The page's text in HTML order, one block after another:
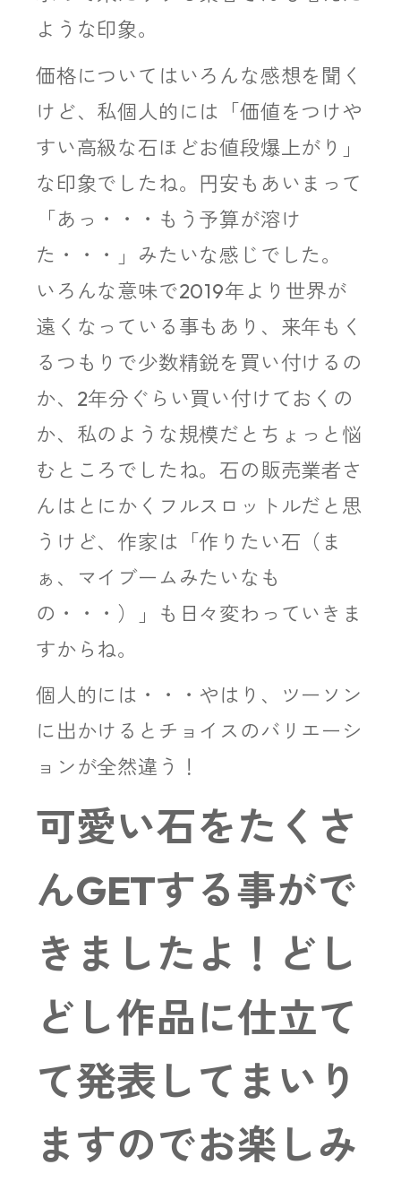
ような印象。
価格についてはいろんな感想を聞く
けど、私個人的には「価値をつけや
すい高級な石ほどお値段爆上がり」
な印象でしたね。円安もあいまって
「あっ・・・もう予算が溶け
た・・・」みたいな感じでした。
いろんな意味で2019年より世界が
遠くなっている事もあり、来年もく
るつもりで少数精鋭を買い付けるの
か、2年分ぐらい買い付けておくの
か、私のような規模だとちょっと悩
むところでしたね。石の販売業者さ
んはとにかくフルスロットルだと思
うけど、作家は「作りたい石（ま
ぁ、マイブームみたいなも
の・・・）」も日々変わっていきま
すからね。
個人的には・・・やはり、ツーソン
に出かけるとチョイスのバリエーシ
ョンが全然違う！
可愛い石をたくさ
んGETする事がで
きましたよ！どし
どし作品に仕立て
て発表してまいり
ますのでお楽しみ